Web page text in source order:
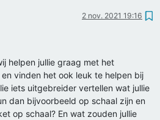
2 nov. 2021 19:16
helpen jullie graag met het
vinden het ook leuk te helpen bij
iets uitgebreider vertellen wat jullie
dan bijvoorbeeld op schaal zijn en
op schaal? En wat zouden jullie